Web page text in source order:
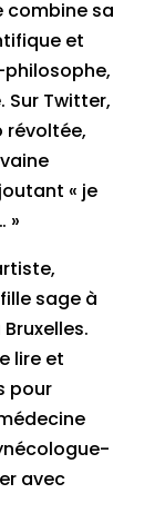
combine sa
et
Sur Twitter,
révoltée,
« je
»
sage à
lire et
pour
avec